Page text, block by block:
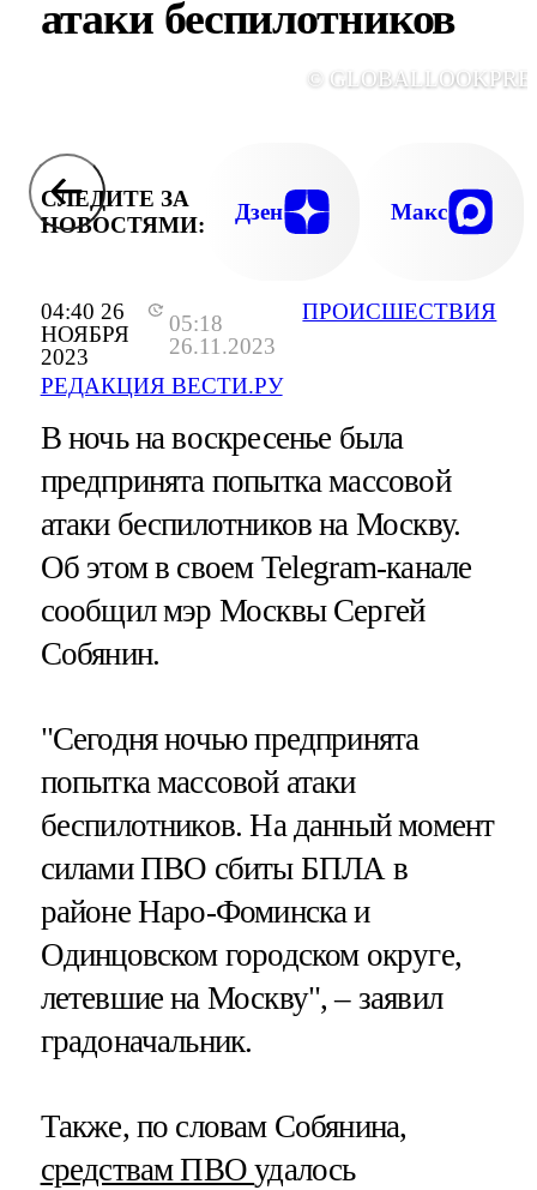
04:40 26
НОЯБРЯ
2023
05:18
26.11.2023
РЕДАКЦИЯ ВЕСТИ.РУ
ПРОИСШЕСТВИЯ
атаки беспилотников
©
СЛЕДИТЕ ЗА
НОВОСТЯМИ:
Дзен Макс
В ночь на воскресенье была
предпринята попытка массовой
атаки беспилотников на Москву.
Об этом в своем Telegram-канале
сообщил мэр Москвы Сергей
Собянин.
"Сегодня ночью предпринята
попытка массовой атаки
беспилотников. На данный момент
силами ПВО сбиты БПЛА в
районе Наро-Фоминска и
Одинцовском городском округе,
летевшие на Москву", – заявил
градоначальник.
Также, по словам Собянина,
средствам ПВОудалось